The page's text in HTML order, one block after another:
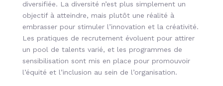
diversifiée. La diversité n’est plus simplement un
objectif à atteindre, mais plutôt une réalité à
embrasser pour stimuler l’innovation et la créativité.
Les pratiques de recrutement évoluent pour attirer
un pool de talents varié, et les programmes de
sensibilisation sont mis en place pour promouvoir
l’équité et l’inclusion au sein de l’organisation.